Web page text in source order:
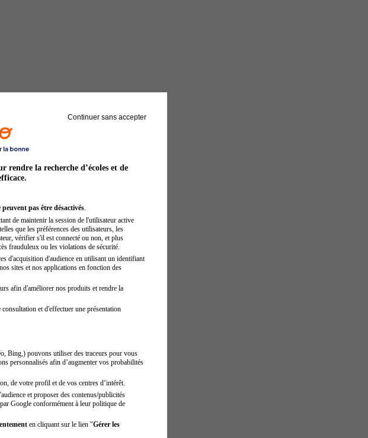
Continuer sans accepter
rendre la recherche d’écoles et de
peuvent pas être désactivés.
de maintenir la session de l'utilisateur active
que les préférences des utilisateurs, les
vérifier s'il est connecté ou non, et plus
frauduleux ou les violations de sécurité.
d'acquisition d'audience en utilisant un identifiant
sites et nos applications en fonction des
afin d'améliorer nos produits et rendre la
et d'effectuer une présentation
Bing,) pouvons utiliser des traceurs pour vous
personnalisés afin d’augmenter vos probabilités
de votre profil et de vos centres d’intérêt.
et proposer des contenus/publicités
Google conformément à leur politique de
en cliquant sur le lien "Gérer les